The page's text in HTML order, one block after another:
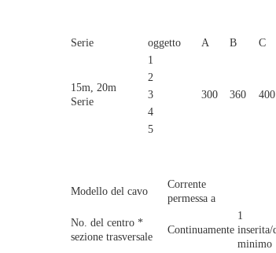
Serie oggetto A B C
15m, 20m
Serie
1
300 360 400
2
3
4
5
Modello del cavo
Corrente
permessa a
No. del centro *
sezione trasversale
Continuamente
1
inserita/
minimo